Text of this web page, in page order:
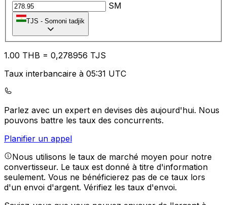
SM
TJS - Somoni tadjik
1.00 THB = 0,278956 TJS
Taux interbancaire à 05:31 UTC
Parlez avec un expert en devises dès aujourd'hui. Nous
pouvons battre les taux des concurrents.
Planifier un appel
Nous utilisons le taux de marché moyen pour notre
convertisseur. Le taux est donné à titre d'information
seulement. Vous ne bénéficierez pas de ce taux lors
d'un envoi d'argent. Vérifiez les taux d'envoi.